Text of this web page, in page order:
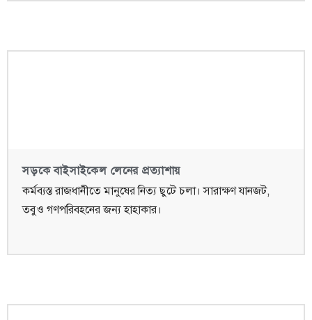
সড়কে বাইসাইকেল লেনের প্রত্যাশায়
কর্মব্যস্ত রাজধানীতে মানুষের নিত্য ছুটে চলা। সারাক্ষণ যানজট,
তবুও গণপরিবহনের জন্য হাহাকার।